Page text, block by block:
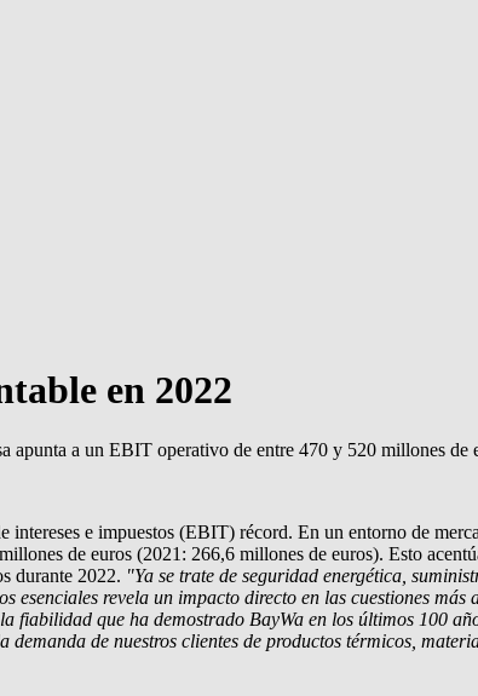
en 2022
apunta a un EBIT operativo de entre 470 y 520 millones de
e impuestos (EBIT) récord. En un entorno de
de euros (2021: 266,6 millones de euros). Esto
durante 2022. "Ya se trate de seguridad energética,
esenciales revela un impacto directo en las cuestiones
fiabilidad que ha demostrado BayWa en los últimos 100
de nuestros clientes de productos térmicos,